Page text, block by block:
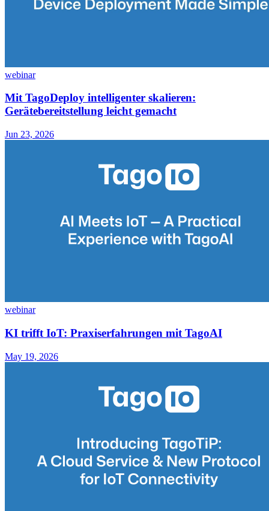
webinar
Mit TagoDeploy intelligenter skalieren:
Gerätebereitstellung leicht gemacht
Jun 23, 2026
webinar
KI trifft IoT: Praxiserfahrungen mit TagoAI
May 19, 2026